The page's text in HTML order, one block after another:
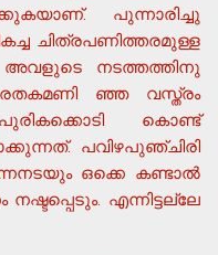
പുന്നാരിച്ചു
ചിത്രപണിത്തരമുള്ള
നടത്തത്തിനു
ഞ്ഞ വസ്ത്രം
കൊണ്ട്
പവിഴപുഞ്ചിരി
ഒക്കെ കണ്ടാല്‍
എന്നിട്ടല്ലേ